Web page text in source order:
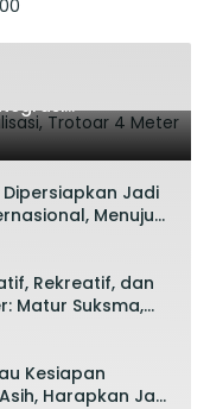
Direvitalisasi,
Dipersiapkan Jadi
Menuju
Rekreatif, dan
Matur Suksma,
Bali
Kesiapan
Harapkan Jadi